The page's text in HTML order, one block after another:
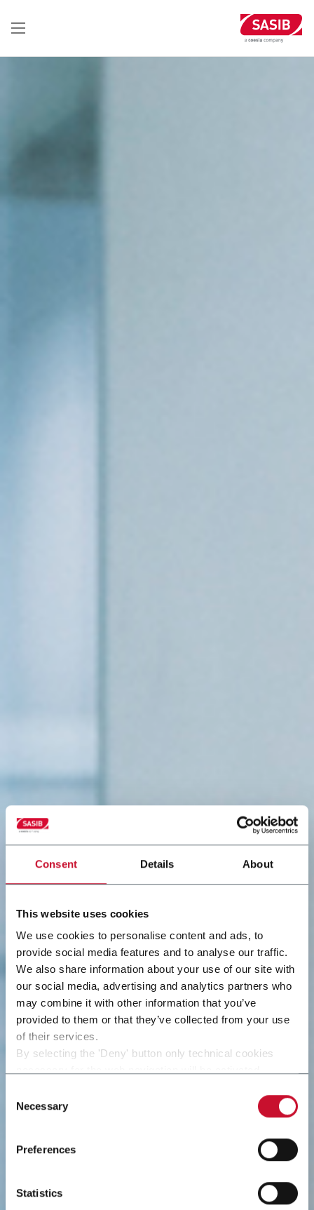
Consent Details About
This website uses cookies
We use cookies to personalise content and ads, to
provide social media features and to analyse our traffic.
We also share information about your use of our site with
our social media, advertising and analytics partners who
may combine it with other information that you’ve
provided to them or that they’ve collected from your use
of their services.
By selecting the 'Deny' button only technical cookies
single categories of cookies to be activated.
Selection
Necessary
Preferences
Statistics
إلى
المحتوى